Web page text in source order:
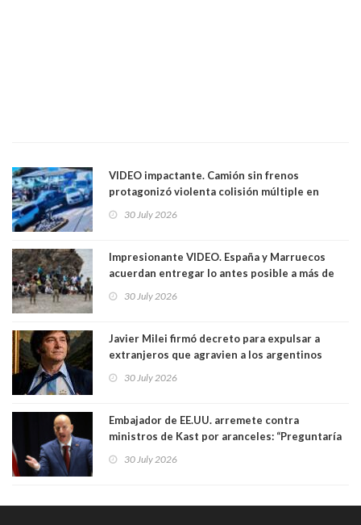
VIDEO impactante. Camión sin frenos
protagonizó violenta colisión múltiple en
30 July 2026
Impresionante VIDEO. España y Marruecos
acuerdan entregar lo antes posible a más de
avalancha y de manera irregular a territorio
30 July 2026
Javier Milei firmó decreto para expulsar a
extranjeros que agravien a los argentinos
30 July 2026
Embajador de EE.UU. arremete contra
ministros de Kast por aranceles: “Preguntaría
Yo diría que no”
30 July 2026